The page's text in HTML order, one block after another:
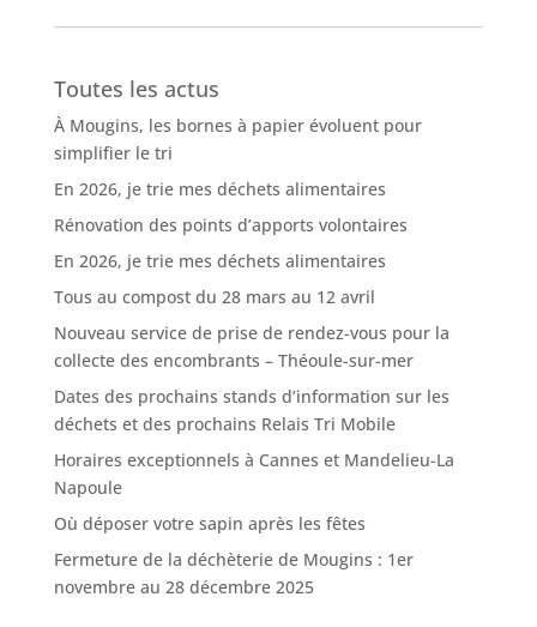
Toutes les actus
À Mougins, les bornes à papier évoluent pour
simplifier le tri
En 2026, je trie mes déchets alimentaires
Rénovation des points d’apports volontaires
En 2026, je trie mes déchets alimentaires
Tous au compost du 28 mars au 12 avril
Nouveau service de prise de rendez-vous pour la
collecte des encombrants – Théoule-sur-mer
Dates des prochains stands d’information sur les
déchets et des prochains Relais Tri Mobile
Horaires exceptionnels à Cannes et Mandelieu-La
Napoule
Où déposer votre sapin après les fêtes
Fermeture de la déchèterie de Mougins : 1er
novembre au 28 décembre 2025